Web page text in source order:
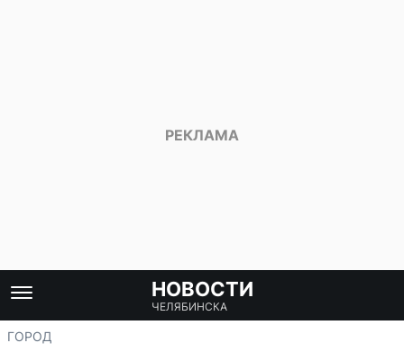
НОВОСТИ
ЧЕЛЯБИНСКА
ГОРОД